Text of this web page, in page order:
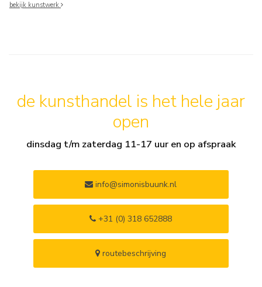
bekijk kunstwerk
de kunsthandel is het hele jaar
open
dinsdag t/m zaterdag 11-17 uur en op afspraak
info@simonisbuunk.nl
+31 (0) 318 652888
routebeschrijving